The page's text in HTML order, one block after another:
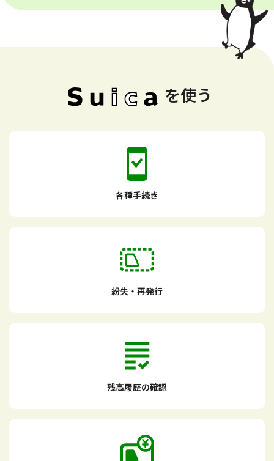
を使う
各種手続き
紛失・再発行
残高履歴の確認